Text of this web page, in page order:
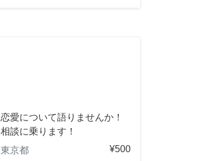
恋愛について語りませんか！
相談に乗ります！
東京都
¥500